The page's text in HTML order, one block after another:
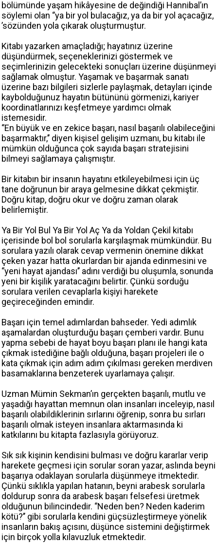
bölümünde yaşam hikâyesine de değindiği Hannibal’ın
söylemi olan ‘’ya bir yol bulacağız, ya da bir yol açacağız,
’sözünden yola çıkarak oluşturmuştur.
Kitabı yazarken amaçladığı; hayatınız üzerine
düşündürmek, seçeneklerinizi göstermek ve
seçimlerinizin gelecekteki sonuçları üzerine düşünmeyi
sağlamak olmuştur. Yaşamak ve başarmak sanatı
üzerine bazı bilgileri sizlerle paylaşmak, detayları içinde
kaybolduğunuz hayatın bütününü görmenizi, kariyer
koordinatlarınızı keşfetmeye yardımcı olmak
istemesidir.
‘’En büyük ve en zekice başarı, nasıl başarılı olabileceğini
başarmaktır,’’ diyen kişisel gelişim uzmanı, bu kitabı ile
mümkün olduğunca çok sayıda başarı stratejisini
bilmeyi sağlamaya çalışmıştır.
Bir kitabın bir insanın hayatını etkileyebilmesi için üç
tane doğrunun bir araya gelmesine dikkat çekmiştir.
Doğru kitap, doğru okur ve doğru zaman olarak
belirlemiştir.
Ya Bir Yol Bul Ya Bir Yol Aç Ya da Yoldan Çekil kitabı
içerisinde bol bol sorularla karşılaşmak mümkündür. Bu
sorulara yazılı olarak cevap vermenin önemine dikkat
çeken yazar hatta okurlardan bir ajanda edinmesini ve
‘’yeni hayat ajandası’’ adını verdiği bu oluşumla, sonunda
yeni bir kişilik yaratacağını belirtir. Çünkü sorduğu
sorulara verilen cevaplarla kişiyi harekete
geçireceğinden emindir.
Başarı için temel adımlardan bahseder. Yedi adımlık
aşamalardan oluşturduğu başarı çemberi vardır. Bunu
yapma sebebi de hayat boyu başarı planı ile hangi kata
çıkmak istediğine bağlı olduğuna, başarı projeleri ile o
kata çıkmak için adım adım çıkılması gereken merdiven
basamaklarına benzeterek uyarlamaya çalışır.
Uzman Mümin Sekman’ın gerçekten başarılı, mutlu ve
yaşadığı hayattan memnun olan insanları inceleyip, nasıl
başarılı olabildiklerinin sırlarını öğrenip, sonra bu sırları
başarılı olmak isteyen insanlara aktarmasında ki
katkılarını bu kitapta fazlasıyla görüyoruz.
Sık sık kişinin kendisini bulması ve doğru kararlar verip
harekete geçmesi için sorular soran yazar, aslında beyni
başarıya odaklayan sorularla düşünmeye itmektedir.
Çünkü sıklıkla yapılan hatanın, beyni arabesk sorularla
doldurup sonra da arabesk başarı felsefesi üretmek
olduğunun bilincindedir. ‘’Neden ben? Neden kaderim
kötü?’’ gibi sorularla kendini güçsüzleştirmeye yönelik
insanların bakış açısını, düşünce sistemini değiştirmek
için birçok yolla kılavuzluk etmektedir.